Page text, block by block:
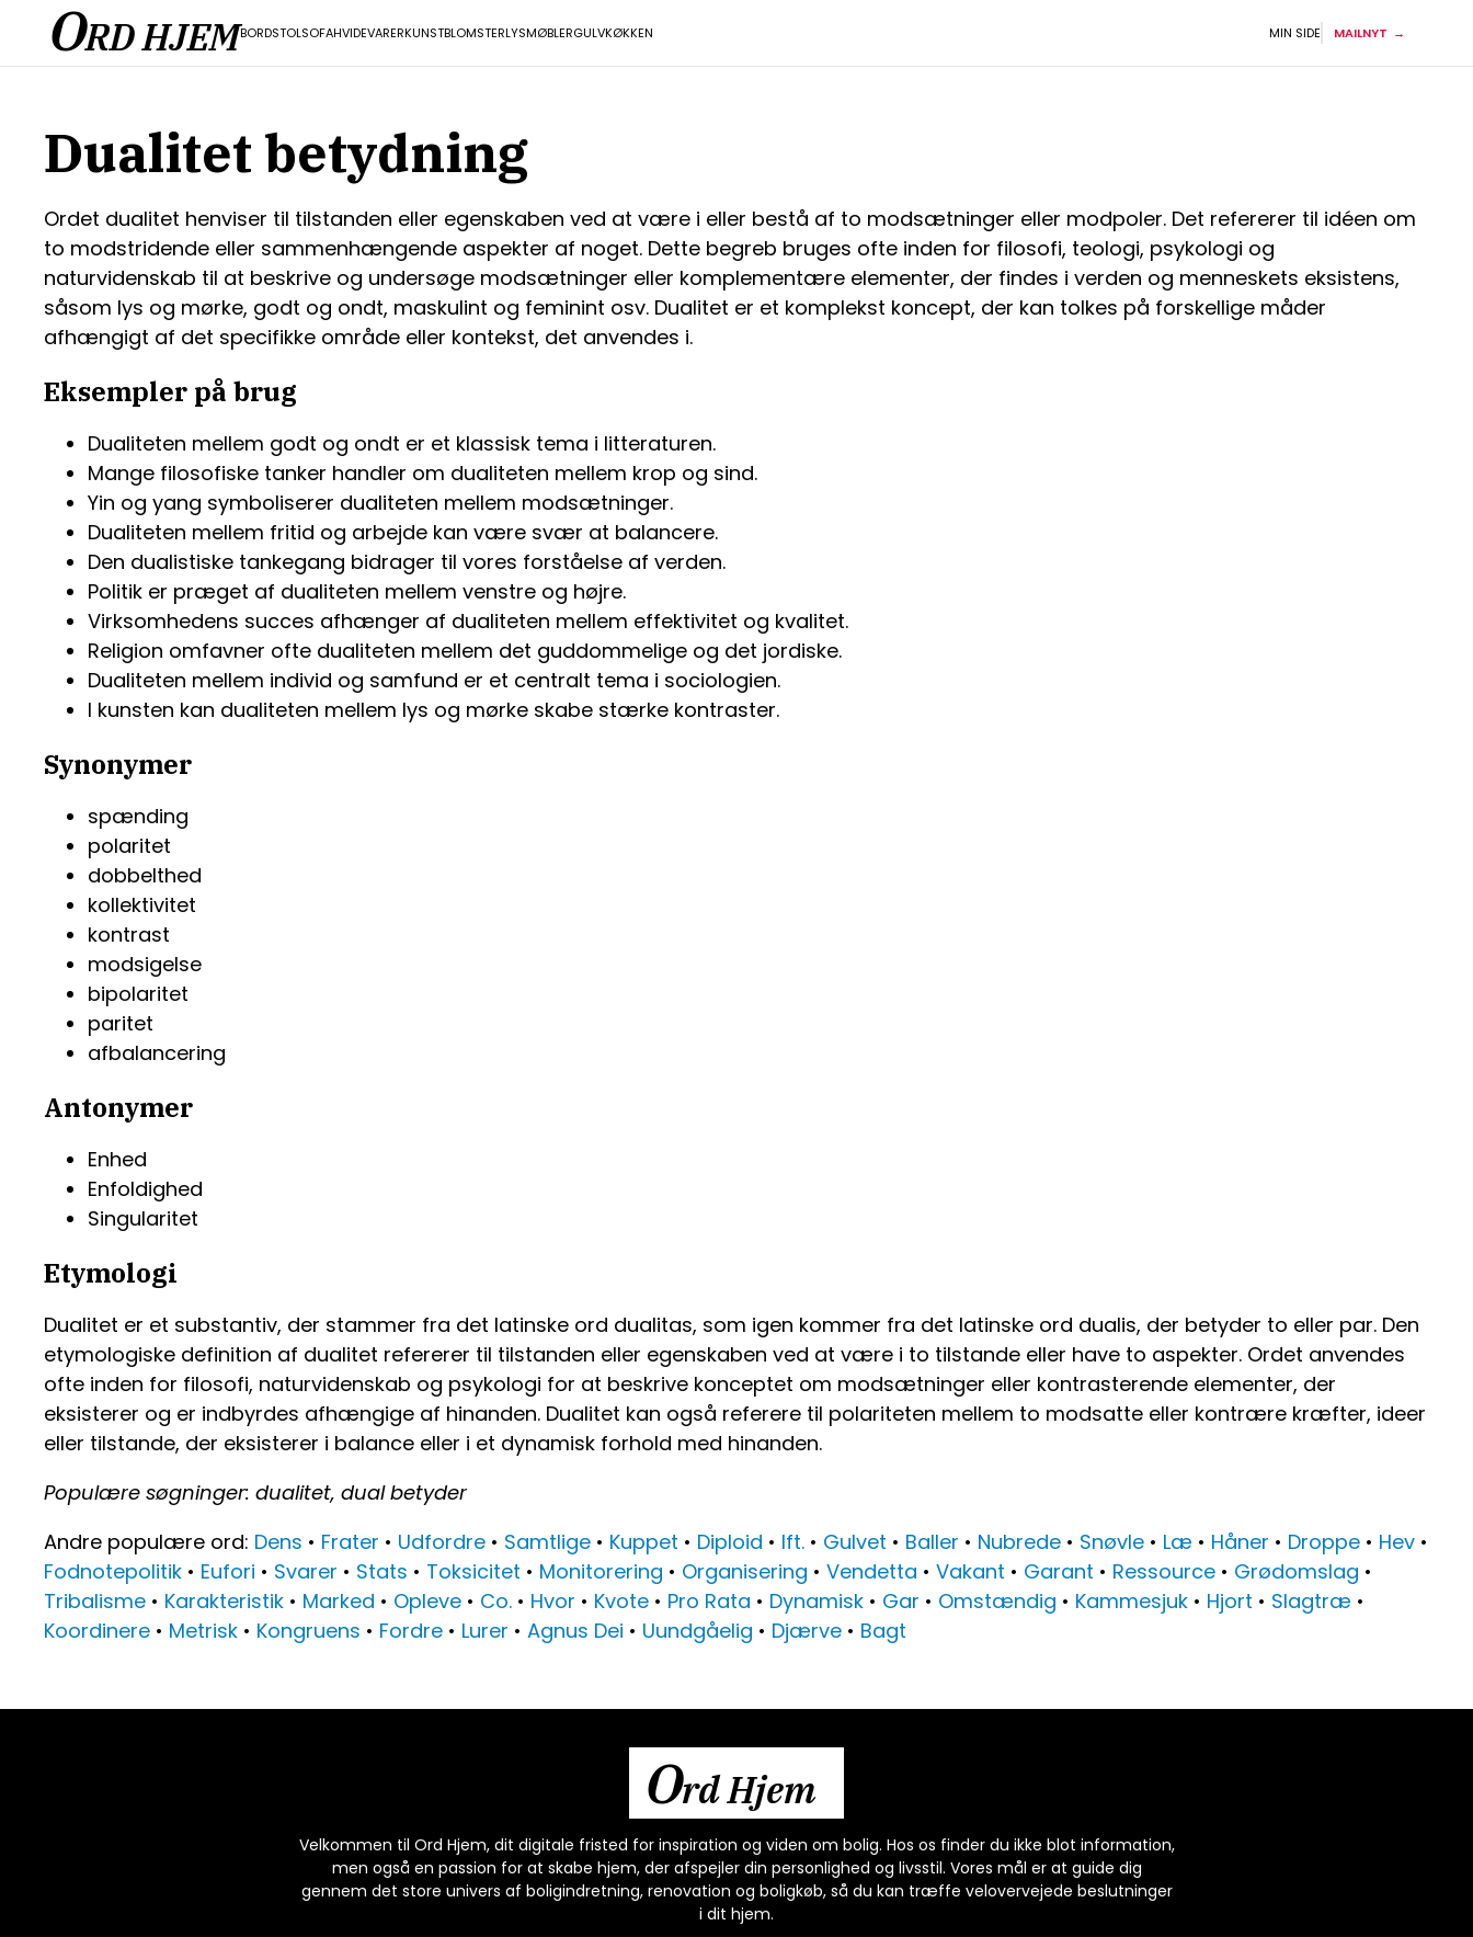
ORD HJEMBORDSTOLSOFAHVIDEVARERKUNSTBLOMSTERLYSMØBLERGULVKØKKEN MIN SIDE MAILNYT
Dualitet betydning
Ordet dualitet henviser til tilstanden eller egenskaben ved at være i eller bestå af to modsætninger eller modpoler. Det refererer til idéen om
to modstridende eller sammenhængende aspekter af noget. Dette begreb bruges ofte inden for filosofi, teologi, psykologi og
naturvidenskab til at beskrive og undersøge modsætninger eller komplementære elementer, der findes i verden og menneskets eksistens,
såsom lys og mørke, godt og ondt, maskulint og feminint osv. Dualitet er et komplekst koncept, der kan tolkes på forskellige måder
afhængigt af det specifikke område eller kontekst, det anvendes i.
Eksempler på brug
Dualiteten mellem godt og ondt er et klassisk tema i litteraturen.
Mange filosofiske tanker handler om dualiteten mellem krop og sind.
Yin og yang symboliserer dualiteten mellem modsætninger.
Dualiteten mellem fritid og arbejde kan være svær at balancere.
Den dualistiske tankegang bidrager til vores forståelse af verden.
Politik er præget af dualiteten mellem venstre og højre.
Virksomhedens succes afhænger af dualiteten mellem effektivitet og kvalitet.
Religion omfavner ofte dualiteten mellem det guddommelige og det jordiske.
Dualiteten mellem individ og samfund er et centralt tema i sociologien.
I kunsten kan dualiteten mellem lys og mørke skabe stærke kontraster.
Synonymer
spænding
polaritet
dobbelthed
kollektivitet
kontrast
modsigelse
bipolaritet
paritet
afbalancering
Antonymer
Enhed
Enfoldighed
Singularitet
Etymologi
Dualitet er et substantiv, der stammer fra det latinske ord dualitas, som igen kommer fra det latinske ord dualis, der betyder to eller par. Den
etymologiske definition af dualitet refererer til tilstanden eller egenskaben ved at være i to tilstande eller have to aspekter. Ordet anvendes
ofte inden for filosofi, naturvidenskab og psykologi for at beskrive konceptet om modsætninger eller kontrasterende elementer, der
eksisterer og er indbyrdes afhængige af hinanden. Dualitet kan også referere til polariteten mellem to modsatte eller kontrære kræfter, ideer
eller tilstande, der eksisterer i balance eller i et dynamisk forhold med hinanden.
Populære søgninger: dualitet, dual betyder
Andre populære ord: Dens • Frater • Udfordre • Samtlige • Kuppet • Diploid • Ift. • Gulvet • Baller • Nubrede • Snøvle • Læ • Håner • Droppe • Hev •
Fodnotepolitik • Eufori • Svarer • Stats • Toksicitet • Monitorering • Organisering • Vendetta • Vakant • Garant • Ressource • Grødomslag •
Tribalisme • Karakteristik • Marked • Opleve • Co. • Hvor • Kvote • Pro Rata • Dynamisk • Gar • Omstændig • Kammesjuk • Hjort • Slagtræ •
Koordinere • Metrisk • Kongruens • Fordre • Lurer • Agnus Dei • Uundgåelig • Djærve • Bagt
Ord Hjem
Velkommen til Ord Hjem, dit digitale fristed for inspiration og viden om bolig. Hos os finder du ikke blot information,
men også en passion for at skabe hjem, der afspejler din personlighed og livsstil. Vores mål er at guide dig
gennem det store univers af boligindretning, renovation og boligkøb, så du kan træffe velovervejede beslutninger
i dit hjem.